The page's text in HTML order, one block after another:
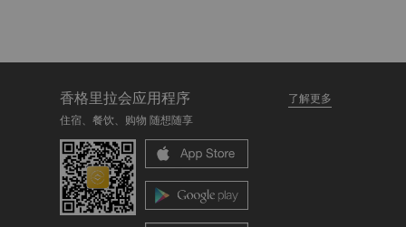
香格里拉会应用程序
了解更多
住宿、餐饮、购物 随想随享